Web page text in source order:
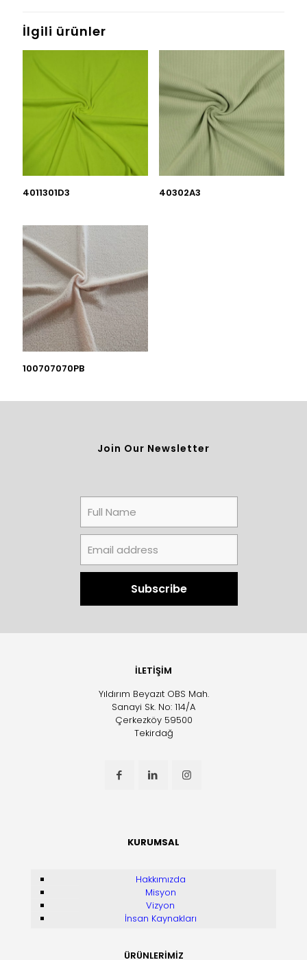
İlgili ürünler
4011301D3 40302A3
100707070PB
Join Our Newsletter
İLETİŞİM
Yıldırım Beyazıt OBS Mah.
Sanayi Sk. No: 114/A
Çerkezköy 59500
Tekirdağ
KURUMSAL
Hakkımızda
Misyon
Vizyon
İnsan Kaynakları
ÜRÜNLERİMİZ